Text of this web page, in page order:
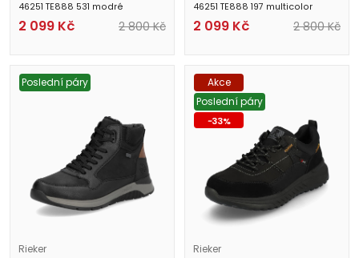
46251 TE888 531 modré
2 099 Kč 2 800Kč
46251 TE888 197 multicolor
2 099 Kč 2 800Kč
Poslední páry
Rieker
Akce
Poslední páry
-33%
Rieker